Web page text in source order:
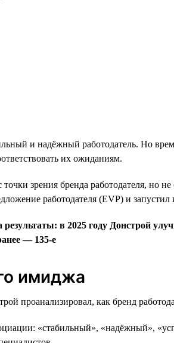
и надёжный работодатель. Но
их ожиданиям.
зрения бренда работодателя, но
работодателя (EVP) и
в 2025 году Донстрой
— 135-е
имиджа
проанализировал, как бренд
«стабильный», «надёжный»,